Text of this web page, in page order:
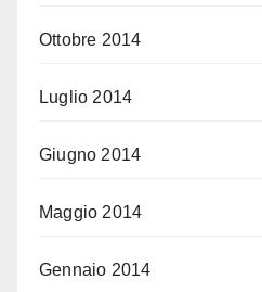
Ottobre 2014
Luglio 2014
Giugno 2014
Maggio 2014
Gennaio 2014